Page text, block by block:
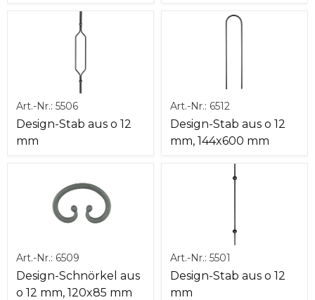
Art.-Nr.: 5506
Design-Stab aus o 12
mm
Art.-Nr.: 6512
Design-Stab aus o 12
mm, 144x600 mm
Art.-Nr.: 6509
Design-Schnörkel aus
o 12 mm, 120x85 mm
Art.-Nr.: 5501
Design-Stab aus o 12
mm